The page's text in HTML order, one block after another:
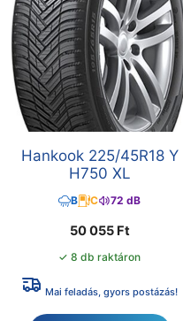
Hankook 225/45R18 Y
H750 XL
B C 72 dB
50 055 Ft
✓ 8 db raktáron
Mai feladás, gyors postázás!